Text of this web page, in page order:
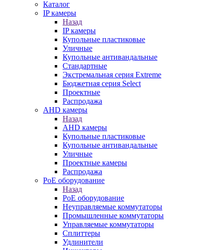
Каталог
IP камеры
Назад
IP камеры
Купольные пластиковые
Уличные
Купольные антивандальные
Стандартные
Экстремальная серия Extreme
Бюджетная серия Select
Проектные
Распродажа
AHD камеры
Назад
AHD камеры
Купольные пластиковые
Купольные антивандальные
Уличные
Проектные камеры
Распродажа
PoE оборудование
Назад
PoE оборудование
Неуправляемые коммутаторы
Промышленные коммутаторы
Управляемые коммутаторы
Сплиттеры
Удлинители